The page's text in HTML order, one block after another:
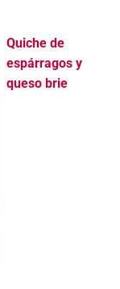
Quiche de
espárragos y
queso brie